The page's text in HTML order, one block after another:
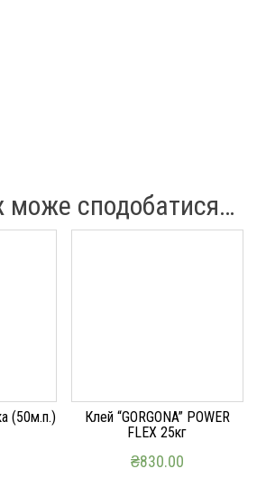
може сподобатися…
(50м.п.)
Клей “GORGONA” POWER
FLEX 25кг
₴830.00